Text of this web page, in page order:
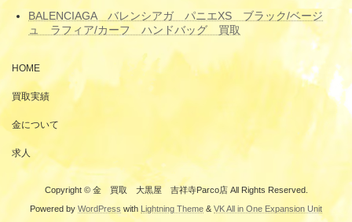
BALENCIAGA バレンシアガ パニエXS ブラック/ベージ
ュ ラフィア/カーフ ハンドバッグ 買取
HOME
買取実績
金について
求人
Copyright © 金 買取 大黒屋 吉祥寺Parco店 All Rights Reserved.
Powered by WordPress with Lightning Theme & VK All in One Expansion Unit